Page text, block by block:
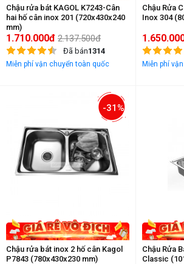
Chậu rửa bát KAGOL K7243-Cân
hai hố cân inox 201 (720x430x240
mm)
1.710.000đ 2.137.500đ
Đã bán1314
Miễn phí vận chuyển toàn quốc
Chậu Rửa
Inox 304
Miễn phí
-31%
Chậu rửa bát inox 2 hố cân Kagol
P7843 (780x430x230 mm)
Chậu Rửa
Classic